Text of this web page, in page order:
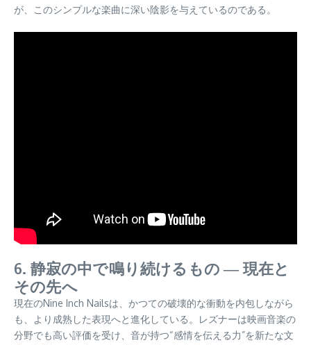
が、このシンプルな楽曲に深い陰影を与えているのである。
6. 静寂の中で鳴り続けるもの ― 現在と
その先へ
現在のNine Inch Nailsは、かつての破壊的な衝動を内包しながら
も、より成熟した表現へと進化している。レズナーは映画音楽の
分野でも高い評価を受け、音が持つ“感情を伝える力”を新たな文